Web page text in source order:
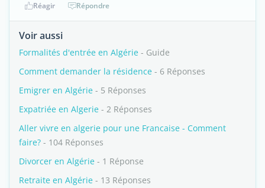
Réagir Répondre
Voir aussi
Formalités d'entrée en Algérie - Guide
Comment demander la résidence - 6 Réponses
Emigrer en Algérie - 5 Réponses
Expatriée en Algerie - 2 Réponses
Aller vivre en algerie pour une Francaise - Comment
faire? - 104 Réponses
Divorcer en Algérie - 1 Réponse
Retraite en Algérie - 13 Réponses